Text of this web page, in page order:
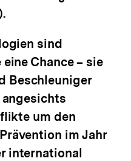
sind
Chance – sie
Beschleuniger
angesichts
um den
im Jahr
international